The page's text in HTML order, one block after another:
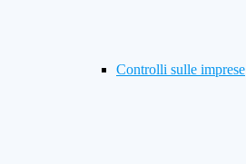
Controlli sulle imprese